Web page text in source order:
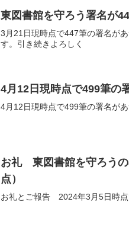
東図書館を守ろう署名が
3月21日現時点で447筆の署名が
す。引き続きよろしく
4月12日現時点で499筆の
4月12日現時点で499筆の署名が
お礼 東図書館を守ろうの
点）
お礼とご報告 2024年3月5日時点